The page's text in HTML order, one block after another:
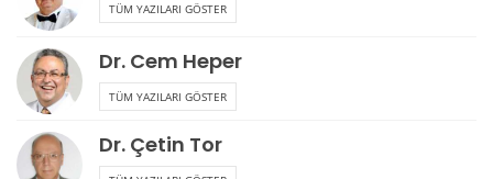
TÜM YAZILARI GÖSTER
Dr. Cem Heper
TÜM YAZILARI GÖSTER
Dr. Çetin Tor